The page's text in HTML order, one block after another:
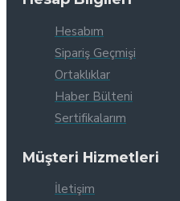
Hesabım
Sipariş Geçmişi
Ortaklıklar
Haber Bülteni
Sertifikalarım
Müşteri Hizmetleri
İletişim